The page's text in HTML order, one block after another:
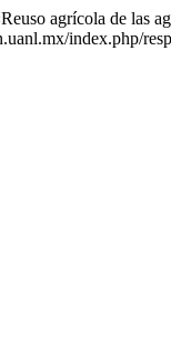
agrícola de las
index.php/